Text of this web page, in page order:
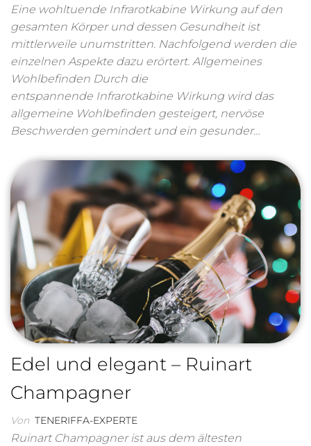
Eine wohltuende Infrarotkabine Wirkung auf den
gesamten Körper und dessen Gesundheit ist
mittlerweile unumstritten. Nachfolgend werden die
einzelnen Aspekte dazu erörtert. Allgemeines
Wohlbefinden Durch die
entspannende Infrarotkabine Wirkung wird das
allgemeine Wohlbefinden gesteigert, nervöse
Beschwerden gemindert und ein gesunder…
Edel und elegant – Ruinart
Champagner
Von TENERIFFA-EXPERTE
Ruinart Champagner ist aus dem ältesten